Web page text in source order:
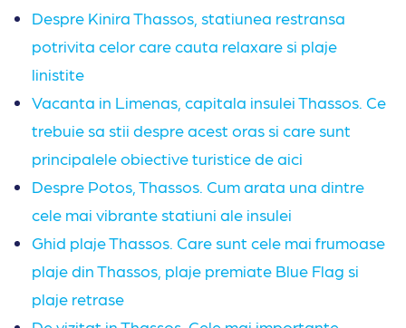
Despre Kinira Thassos, statiunea restransa
potrivita celor care cauta relaxare si plaje
linistite
Vacanta in Limenas, capitala insulei Thassos. Ce
trebuie sa stii despre acest oras si care sunt
principalele obiective turistice de aici
Despre Potos, Thassos. Cum arata una dintre
cele mai vibrante statiuni ale insulei
Ghid plaje Thassos. Care sunt cele mai frumoase
plaje din Thassos, plaje premiate Blue Flag si
plaje retrase